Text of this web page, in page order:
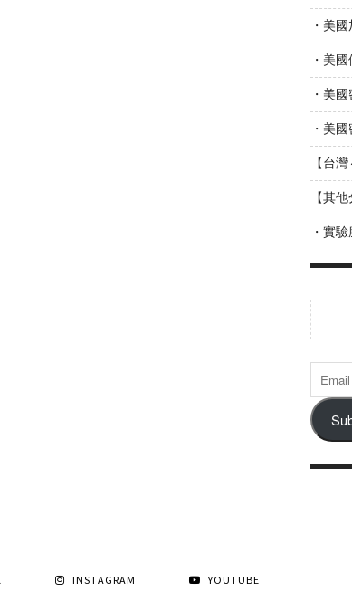
・美
・美
・美
・美
【台
【其
・實
INSTAGRAM YOUTUBE